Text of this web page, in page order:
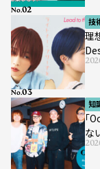
技
理
No.
知
｢
な
No.